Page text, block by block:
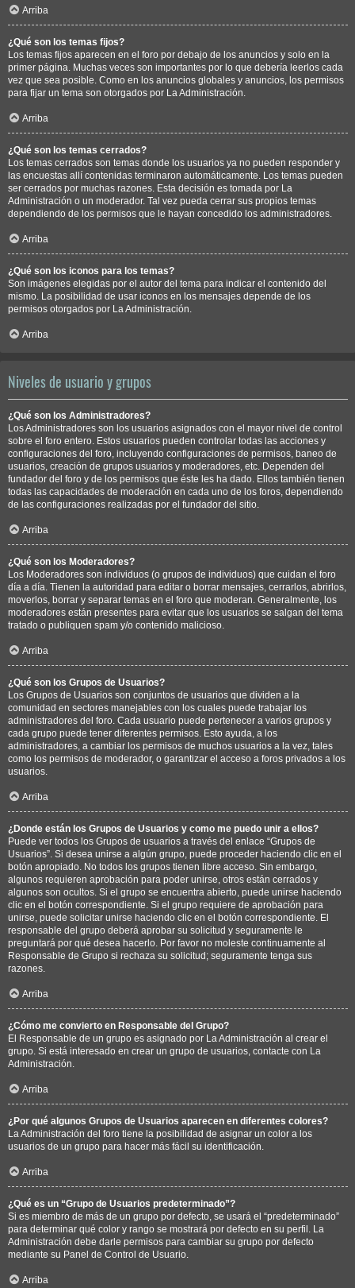
Arriba
¿Qué son los temas fijos?
Los temas fijos aparecen en el foro por debajo de los anuncios y solo en la
primer página. Muchas veces son importantes por lo que debería leerlos cada
vez que sea posible. Como en los anuncios globales y anuncios, los permisos
para fijar un tema son otorgados por La Administración.
Arriba
¿Qué son los temas cerrados?
Los temas cerrados son temas donde los usuarios ya no pueden responder y
las encuestas allí contenidas terminaron automáticamente. Los temas pueden
ser cerrados por muchas razones. Esta decisión es tomada por La
Administración o un moderador. Tal vez pueda cerrar sus propios temas
dependiendo de los permisos que le hayan concedido los administradores.
Arriba
¿Qué son los iconos para los temas?
Son imágenes elegidas por el autor del tema para indicar el contenido del
mismo. La posibilidad de usar iconos en los mensajes depende de los
permisos otorgados por La Administración.
Arriba
Niveles de usuario y grupos
¿Qué son los Administradores?
Los Administradores son los usuarios asignados con el mayor nivel de control
sobre el foro entero. Estos usuarios pueden controlar todas las acciones y
configuraciones del foro, incluyendo configuraciones de permisos, baneo de
usuarios, creación de grupos usuarios y moderadores, etc. Dependen del
fundador del foro y de los permisos que éste les ha dado. Ellos también tienen
todas las capacidades de moderación en cada uno de los foros, dependiendo
de las configuraciones realizadas por el fundador del sitio.
Arriba
¿Qué son los Moderadores?
Los Moderadores son individuos (o grupos de individuos) que cuidan el foro
día a día. Tienen la autoridad para editar o borrar mensajes, cerrarlos, abrirlos,
moverlos, borrar y separar temas en el foro que moderan. Generalmente, los
moderadores están presentes para evitar que los usuarios se salgan del tema
tratado o publiquen spam y/o contenido malicioso.
Arriba
¿Qué son los Grupos de Usuarios?
Los Grupos de Usuarios son conjuntos de usuarios que dividen a la
comunidad en sectores manejables con los cuales puede trabajar los
administradores del foro. Cada usuario puede pertenecer a varios grupos y
cada grupo puede tener diferentes permisos. Esto ayuda, a los
administradores, a cambiar los permisos de muchos usuarios a la vez, tales
como los permisos de moderador, o garantizar el acceso a foros privados a los
usuarios.
Arriba
¿Donde están los Grupos de Usuarios y como me puedo unir a ellos?
Puede ver todos los Grupos de usuarios a través del enlace “Grupos de
Usuarios”. Si desea unirse a algún grupo, puede proceder haciendo clic en el
botón apropiado. No todos los grupos tienen libre acceso. Sin embargo,
algunos requieren aprobación para poder unirse, otros están cerrados y
algunos son ocultos. Si el grupo se encuentra abierto, puede unirse haciendo
clic en el botón correspondiente. Si el grupo requiere de aprobación para
unirse, puede solicitar unirse haciendo clic en el botón correspondiente. El
responsable del grupo deberá aprobar su solicitud y seguramente le
preguntará por qué desea hacerlo. Por favor no moleste continuamente al
Responsable de Grupo si rechaza su solicitud; seguramente tenga sus
razones.
Arriba
¿Cómo me convierto en Responsable del Grupo?
El Responsable de un grupo es asignado por La Administración al crear el
grupo. Si está interesado en crear un grupo de usuarios, contacte con La
Administración.
Arriba
¿Por qué algunos Grupos de Usuarios aparecen en diferentes colores?
La Administración del foro tiene la posibilidad de asignar un color a los
usuarios de un grupo para hacer más fácil su identificación.
Arriba
¿Qué es un “Grupo de Usuarios predeterminado”?
Si es miembro de más de un grupo por defecto, se usará el “predeterminado”
para determinar qué color y rango se mostrará por defecto en su perfil. La
Administración debe darle permisos para cambiar su grupo por defecto
mediante su Panel de Control de Usuario.
Arriba